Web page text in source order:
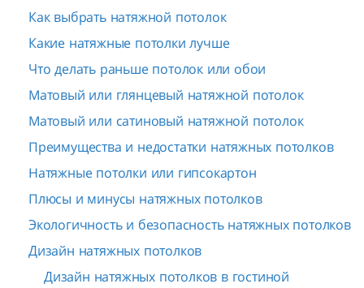
Как выбрать натяжной потолок
Какие натяжные потолки лучше
Что делать раньше потолок или обои
Матовый или глянцевый натяжной потолок
Матовый или сатиновый натяжной потолок
Преимущества и недостатки натяжных потолков
Натяжные потолки или гипсокартон
Плюсы и минусы натяжных потолков
Экологичность и безопасность натяжных потолков
Дизайн натяжных потолков
Дизайн натяжных потолков в гостиной